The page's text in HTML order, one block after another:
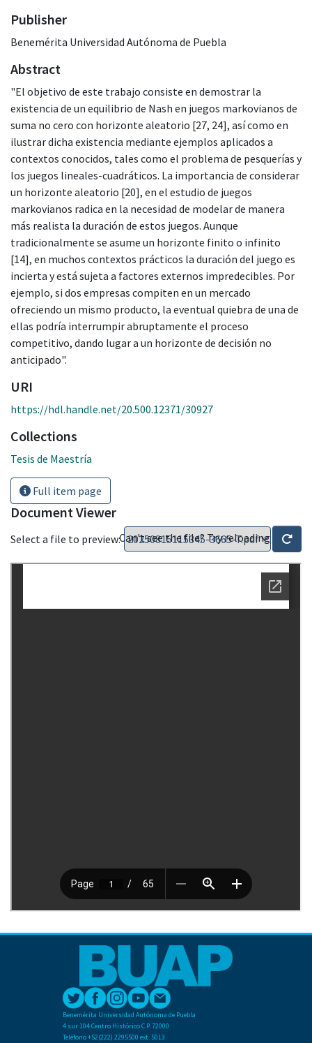
Publisher
Benemérita Universidad Autónoma de Puebla
Abstract
"El objetivo de este trabajo consiste en demostrar la
existencia de un equilibrio de Nash en juegos markovianos de
suma no cero con horizonte aleatorio [27, 24], así como en
ilustrar dicha existencia mediante ejemplos aplicados a
contextos conocidos, tales como el problema de pesquerías y
los juegos lineales-cuadráticos. La importancia de considerar
un horizonte aleatorio [20], en el estudio de juegos
markovianos radica en la necesidad de modelar de manera
más realista la duración de estos juegos. Aunque
tradicionalmente se asume un horizonte finito o infinito
[14], en muchos contextos prácticos la duración del juego es
incierta y está sujeta a factores externos impredecibles. Por
ejemplo, si dos empresas compiten en un mercado
ofreciendo un mismo producto, la eventual quiebra de una de
ellas podría interrumpir abruptamente el proceso
competitivo, dando lugar a un horizonte de decisión no
anticipado".
URI
https://hdl.handle.net/20.500.12371/30927
Collections
Tesis de Maestría
Full item page
Document Viewer
Select a file to preview:Can't see the file? Try reloading
Benemérita Universidad Autónoma de Puebla
4 sur 104 Centro Histórico C.P. 72000
Teléfono +52(222) 2295500 ext. 5013